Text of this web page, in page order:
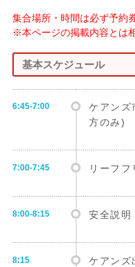
集合場所・時間は必ず予約
※本ページの掲載内容とは
基本スケジュール
6:45-7:00
ケアンズ
方のみ)
7:00-7:45 リーフ
8:00-8:15 安全説明
8:15 ケアンズ